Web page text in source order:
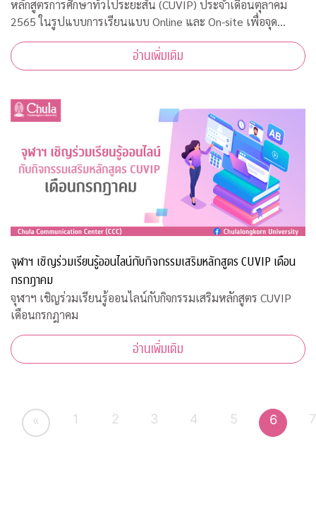
หลักสูตรการศึกษาทั่วไประยะสั้น (CUVIP) ประจำเดือนตุลาคม
2565 ในรูปแบบการเรียนแบบ Online และ On-site เพื่อจุด
ประกายการเรียนรู้อย่างสร้างสรรค์ เสริมสร้างแรงบันดาลใจในการ
พัฒนาตนเอง เตรียมพร้อมสู่โลกการทำ
อ่านเพิ่มเติม
จุฬาฯ เชิญร่วมเรียนรู้ออนไลน์กับกิจกรรมเสริมหลักสูตร CUVIP เดือน
กรกฎาคม
จุฬาฯ เชิญร่วมเรียนรู้ออนไลน์กับกิจกรรมเสริมหลักสูตร CUVIP
เดือนกรกฎาคม
อ่านเพิ่มเติม
« 1 2 3 4 5 6 7